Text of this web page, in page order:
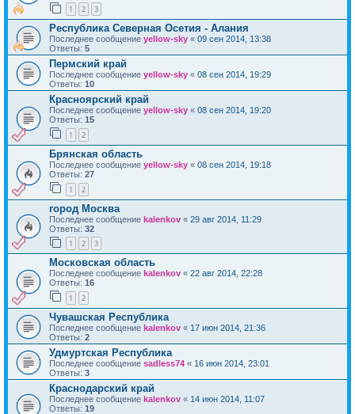
1 2 3
Республика Северная Осетия - Алания
Последнее сообщение yellow-sky « 09 сен 2014, 13:38
Ответы: 5
Пермский край
Последнее сообщение yellow-sky « 08 сен 2014, 19:29
Ответы: 10
Красноярский край
Последнее сообщение yellow-sky « 08 сен 2014, 19:20
Ответы: 15
1 2
Брянская область
Последнее сообщение yellow-sky « 08 сен 2014, 19:18
Ответы: 27
1 2
город Москва
Последнее сообщение kalenkov « 29 авг 2014, 11:29
Ответы: 32
1 2 3
Московская область
Последнее сообщение kalenkov « 22 авг 2014, 22:28
Ответы: 16
1 2
Чувашская Республика
Последнее сообщение kalenkov « 17 июн 2014, 21:36
Ответы: 2
Удмуртская Республика
Последнее сообщение sadless74 « 16 июн 2014, 23:01
Ответы: 3
Краснодарский край
Последнее сообщение kalenkov « 14 июн 2014, 11:07
Ответы: 19